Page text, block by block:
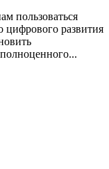
пользоваться
цифрового развития